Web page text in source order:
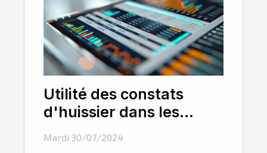
Utilité des constats
d'huissier dans les
Mardi 30/07/2024